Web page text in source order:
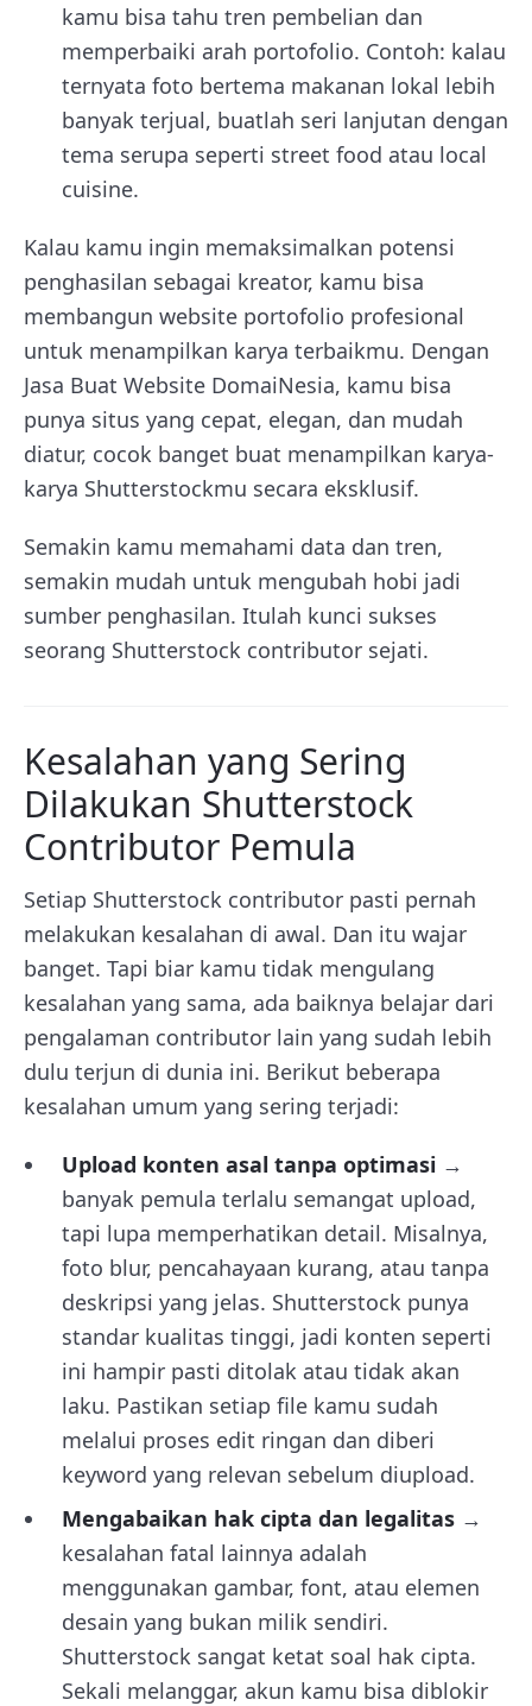
kamu bisa tahu tren pembelian dan
memperbaiki arah portofolio. Contoh: kalau
ternyata foto bertema makanan lokal lebih
banyak terjual, buatlah seri lanjutan dengan
tema serupa seperti street food atau local
cuisine.
Kalau kamu ingin memaksimalkan potensi
penghasilan sebagai kreator, kamu bisa
membangun website portofolio profesional
untuk menampilkan karya terbaikmu. Dengan
Jasa Buat Website DomaiNesia, kamu bisa
punya situs yang cepat, elegan, dan mudah
diatur, cocok banget buat menampilkan karya-
karya Shutterstockmu secara eksklusif.
Semakin kamu memahami data dan tren,
semakin mudah untuk mengubah hobi jadi
sumber penghasilan. Itulah kunci sukses
seorang Shutterstock contributor sejati.
Kesalahan yang Sering
Dilakukan Shutterstock
Contributor Pemula
Setiap Shutterstock contributor pasti pernah
melakukan kesalahan di awal. Dan itu wajar
banget. Tapi biar kamu tidak mengulang
kesalahan yang sama, ada baiknya belajar dari
pengalaman contributor lain yang sudah lebih
dulu terjun di dunia ini. Berikut beberapa
kesalahan umum yang sering terjadi:
Upload konten asal tanpa optimasi →
banyak pemula terlalu semangat upload,
tapi lupa memperhatikan detail. Misalnya,
foto blur, pencahayaan kurang, atau tanpa
deskripsi yang jelas. Shutterstock punya
standar kualitas tinggi, jadi konten seperti
ini hampir pasti ditolak atau tidak akan
laku. Pastikan setiap file kamu sudah
melalui proses edit ringan dan diberi
keyword yang relevan sebelum diupload.
Mengabaikan hak cipta dan legalitas →
kesalahan fatal lainnya adalah
menggunakan gambar, font, atau elemen
desain yang bukan milik sendiri.
Shutterstock sangat ketat soal hak cipta.
Sekali melanggar, akun kamu bisa diblokir